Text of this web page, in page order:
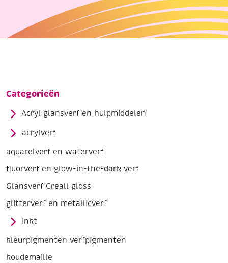
Categorieën
Acryl glansverf en hulpmiddelen
acrylverf
aquarelverf en waterverf
fluorverf en glow-in-the-dark verf
Glansverf Creall gloss
glitterverf en metallicverf
inkt
kleurpigmenten verfpigmenten
koudemaille